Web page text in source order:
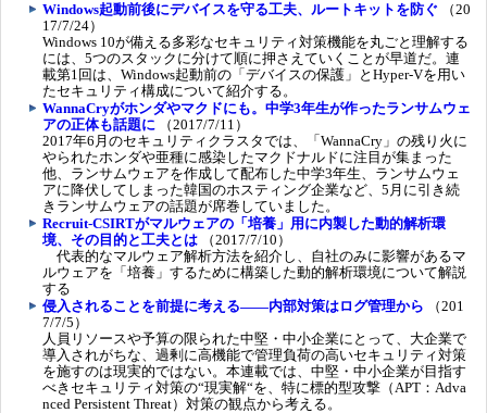
Windows起動前後にデバイスを守る工夫、ルートキットを防ぐ （20
17/7/24）
Windows 10が備える多彩なセキュリティ対策機能を丸ごと理解する
には、5つのスタックに分けて順に押さえていくことが早道だ。連
載第1回は、Windows起動前の「デバイスの保護」とHyper-Vを用い
たセキュリティ構成について紹介する。
WannaCryがホンダやマクドにも。中学3年生が作ったランサムウェ
アの正体も話題に （2017/7/11）
2017年6月のセキュリティクラスタでは、「WannaCry」の残り火に
やられたホンダや亜種に感染したマクドナルドに注目が集まった
他、ランサムウェアを作成して配布した中学3年生、ランサムウェ
アに降伏してしまった韓国のホスティング企業など、5月に引き続
きランサムウェアの話題が席巻していました。
Recruit-CSIRTがマルウェアの「培養」用に内製した動的解析環
境、その目的と工夫とは （2017/7/10）
代表的なマルウェア解析方法を紹介し、自社のみに影響があるマ
ルウェアを「培養」するために構築した動的解析環境について解説
する
侵入されることを前提に考える――内部対策はログ管理から （201
7/7/5）
人員リソースや予算の限られた中堅・中小企業にとって、大企業で
導入されがちな、過剰に高機能で管理負荷の高いセキュリティ対策
を施すのは現実的ではない。本連載では、中堅・中小企業が目指す
べきセキュリティ対策の“現実解“を、特に標的型攻撃（APT：Adva
nced Persistent Threat）対策の観点から考える。